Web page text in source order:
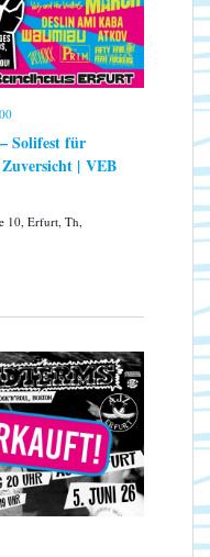
N
a
v
i
Solifest für
| VEB
10, Erfurt, Th,